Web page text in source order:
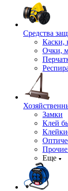
Средства
Каски,
Очки,
Замки
Клей
Прочие
Еще